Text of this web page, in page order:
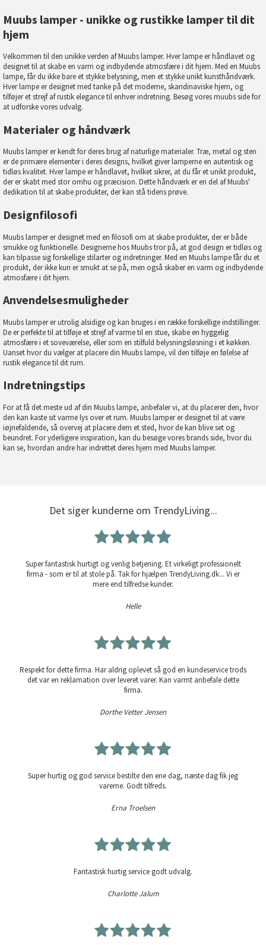
Muubs lamper - unikke og rustikke lamper til dit
hjem
Velkommen til den unikke verden af Muubs lamper. Hver lampe er håndlavet og
designet til at skabe en varm og indbydende atmosfære i dit hjem. Med en Muubs
lampe, får du ikke bare et stykke belysning, men et stykke unikt kunsthåndværk.
Hver lampe er designet med tanke på det moderne, skandinaviske hjem, og
tilføjer et strejf af rustik elegance til enhver indretning. Besøg voresmuubsside for
at udforske vores udvalg.
Materialer og håndværk
Muubs lamper er kendt for deres brug af naturlige materialer. Træ, metal og sten
er de primære elementer i deres designs, hvilket giver lamperne en autentisk og
tidløs kvalitet. Hver lampe er håndlavet, hvilket sikrer, at du får et unikt produkt,
der er skabt med stor omhu og præcision. Dette håndværk er en del af Muubs'
dedikation til at skabe produkter, der kan stå tidens prøve.
Designfilosofi
Muubs lamper er designet med en filosofi om at skabe produkter, der er både
smukke og funktionelle. Designerne hos Muubs tror på, at god design er tidløs og
kan tilpasse sig forskellige stilarter og indretninger. Med en Muubs lampe får du et
produkt, der ikke kun er smukt at se på, men også skaber en varm og indbydende
atmosfære i dit hjem.
Anvendelsesmuligheder
Muubs lamper er utrolig alsidige og kan bruges i en række forskellige indstillinger.
De er perfekte til at tilføje et strejf af varme til en stue, skabe en hyggelig
atmosfære i et soveværelse, eller som en stilfuld belysningsløsning i et køkken.
Uanset hvor du vælger at placere din Muubs lampe, vil den tilføje en følelse af
rustik elegance til dit rum.
Indretningstips
For at få det meste ud af din Muubs lampe, anbefaler vi, at du placerer den, hvor
den kan kaste sit varme lys over et rum. Muubs lamper er designet til at være
iøjnefaldende, så overvej at placere dem et sted, hvor de kan blive set og
beundret. For yderligere inspiration, kan du besøge voresbrandsside, hvor du
kan se, hvordan andre har indrettet deres hjem med Muubs lamper.
Det siger kunderne om TrendyLiving...
Super fantastisk hurtigt og venlig betjening. Et virkeligt professionelt
firma - som er til at stole på. Tak for hjælpen TrendyLiving.dk... Vi er
mere end tilfredse kunder.
Helle
Respekt for dette firma. Har aldrig oplevet så god en kundeservice trods
det var en reklamation over leveret varer. Kan varmt anbefale dette
firma.
Dorthe Vetter Jensen
Super hurtig og god service bestilte den ene dag, næste dag fik jeg
varerne. Godt tilfreds.
Erna Troelsen
Fantastisk hurtig service godt udvalg.
Charlotte Jalum